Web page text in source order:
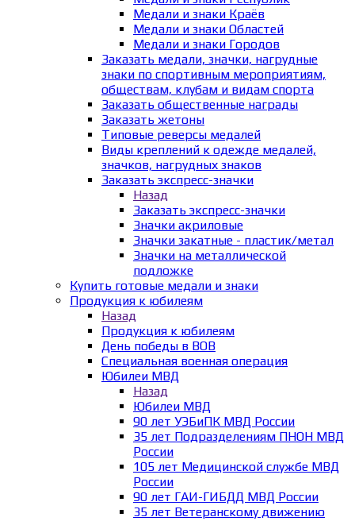
Медали и знаки Краёв
Медали и знаки Областей
Медали и знаки Городов
Заказать медали, значки, нагрудные
знаки по спортивным мероприятиям,
обществам, клубам и видам спорта
Заказать общественные награды
Заказать жетоны
Типовые реверсы медалей
Виды креплений к одежде медалей,
значков, нагрудных знаков
Заказать экспресс-значки
Назад
Заказать экспресс-значки
Значки акриловые
Значки закатные - пластик/метал
Значки на металлической
подложке
Купить готовые медали и знаки
Продукция к юбилеям
Назад
Продукция к юбилеям
День победы в ВОВ
Специальная военная операция
Юбилеи МВД
Назад
Юбилеи МВД
90 лет УЭБиПК МВД России
35 лет Подразделениям ПНОН МВД
России
105 лет Медицинской службе МВД
России
90 лет ГАИ-ГИБДД МВД России
35 лет Ветеранскому движению